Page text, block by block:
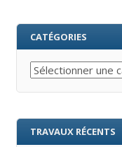
CATÉGORIES
Catégories
TRAVAUX RÉCENTS